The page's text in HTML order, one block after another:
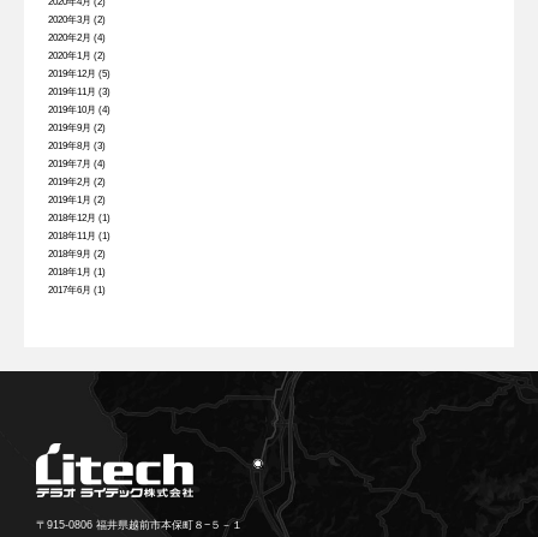
2020年3月 (2)
2020年2月 (4)
2020年1月 (2)
2019年12月 (5)
2019年11月 (3)
2019年10月 (4)
2019年9月 (2)
2019年8月 (3)
2019年7月 (4)
2019年2月 (2)
2019年1月 (2)
2018年12月 (1)
2018年11月 (1)
2018年9月 (2)
2018年1月 (1)
2017年6月 (1)
〒915-0806 福井県越前市本保町８−５－１